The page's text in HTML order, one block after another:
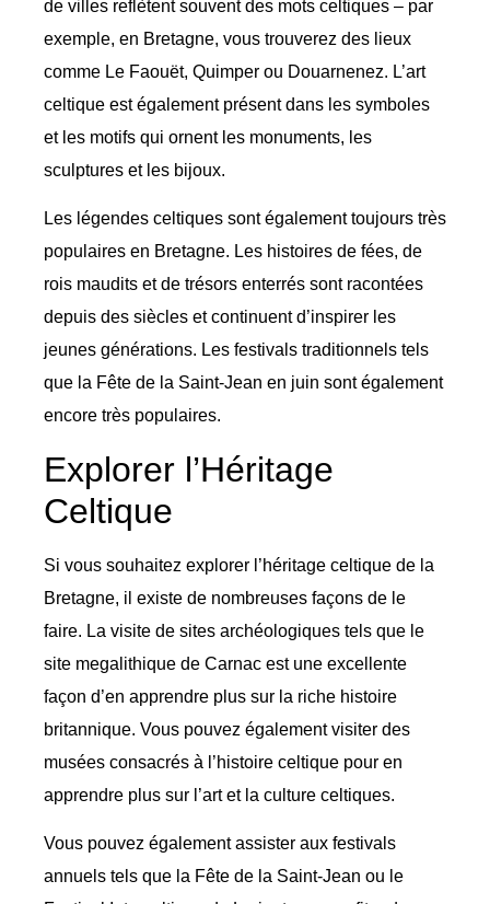
de villes reflètent souvent des mots celtiques – par
exemple, en Bretagne, vous trouverez des lieux
comme Le Faouët, Quimper ou Douarnenez. L’art
celtique est également présent dans les symboles
et les motifs qui ornent les monuments, les
sculptures et les bijoux.
Les légendes celtiques sont également toujours très
populaires en Bretagne. Les histoires de fées, de
rois maudits et de trésors enterrés sont racontées
depuis des siècles et continuent d’inspirer les
jeunes générations. Les festivals traditionnels tels
que la Fête de la Saint-Jean en juin sont également
encore très populaires.
Explorer l’Héritage
Celtique
Si vous souhaitez explorer l’héritage celtique de la
Bretagne, il existe de nombreuses façons de le
faire. La visite de sites archéologiques tels que le
site megalithique de Carnac est une excellente
façon d’en apprendre plus sur la riche histoire
britannique. Vous pouvez également visiter des
musées consacrés à l’histoire celtique pour en
apprendre plus sur l’art et la culture celtiques.
Vous pouvez également assister aux festivals
annuels tels que la Fête de la Saint-Jean ou le